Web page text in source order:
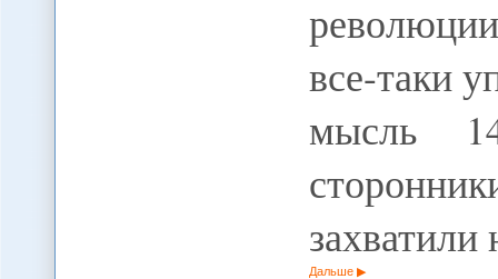
все-таки
мысль
Дальше